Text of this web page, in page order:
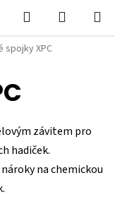
Hledat
KOŠÍK
spojky XPC
závitem pro
hadiček.
na chemickou